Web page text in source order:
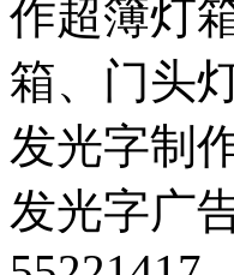
作超簿灯
箱、门头
发光字制
发光字广